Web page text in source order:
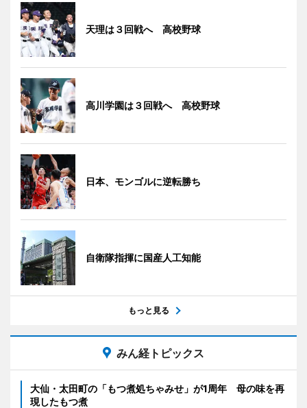
天理は３回戦へ 高校野球
高川学園は３回戦へ 高校野球
日本、モンゴルに逆転勝ち
自衛隊指揮に国産人工知能
もっと見る
みん経トピックス
大仙・太田町の「もつ煮処ちゃみせ」が1周年 母の味を再
現したもつ煮